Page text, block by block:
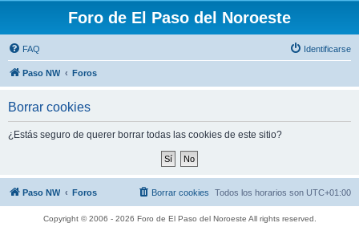
Foro de El Paso del Noroeste
FAQ Identificarse
Paso NW Foros
Borrar cookies
¿Estás seguro de querer borrar todas las cookies de este sitio?
Paso NW Foros Todos los horarios son UTC+01:00
Borrar cookies
Copyright © 2006 - 2026 Foro de El Paso del Noroeste All rights reserved.